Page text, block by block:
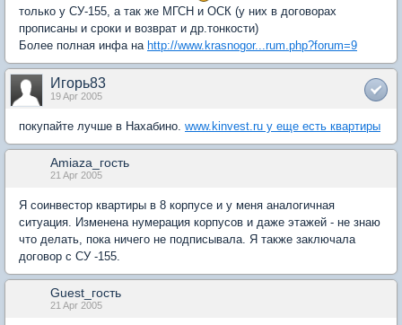
только у СУ-155, а так же МГСН и ОСК (у них в договорах
прописаны и сроки и возврат и др.тонкости)
Более полная инфа на http://www.krasnogor...rum.php?forum=9
Игорь83
19 Apr 2005
покупайте лучше в Нахабино. www.kinvest.ru у еще есть квартиры
Amiaza_гость
21 Apr 2005
Я соинвестор квартиры в 8 корпусе и у меня аналогичная
ситуация. Изменена нумерация корпусов и даже этажей - не знаю
что делать, пока ничего не подписывала. Я также заключала
договор с СУ -155.
Guest_гость
21 Apr 2005